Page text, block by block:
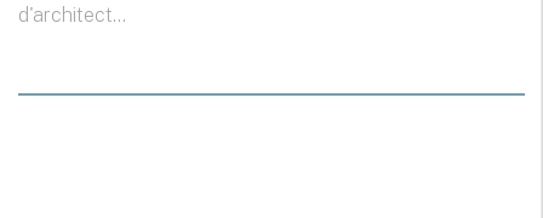
d'architect...